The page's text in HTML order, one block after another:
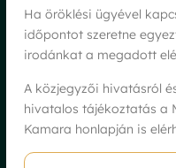
Ha öröklési ügyével
időpontot szeretne
irodánkat a megadott
A közjegyzői hivatásról
hivatalos tájékoztatás a
Kamara honlapján is